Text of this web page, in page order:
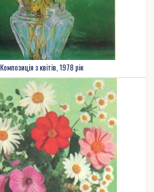
Композиція з квітів, 1978 рік